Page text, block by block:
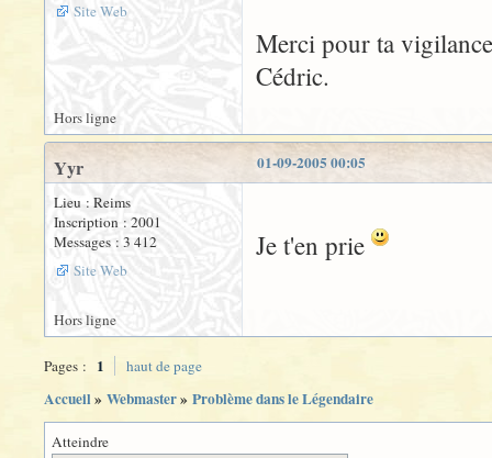
Site Web
Merci pour ta
Cédric.
Hors ligne
01-09-2005 00:05
Yyr
Lieu : Reims
Inscription : 2001
Messages : 3 412
Site Web
Je t'en prie
Hors ligne
Pages : 1 haut de page
Accueil» Webmaster» Problème dans le Légendaire
Atteindre